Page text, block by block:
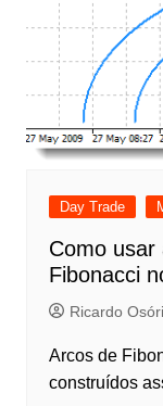
Day Trade
Como usar
Fibonacci
Ricardo
Arcos de
construídos